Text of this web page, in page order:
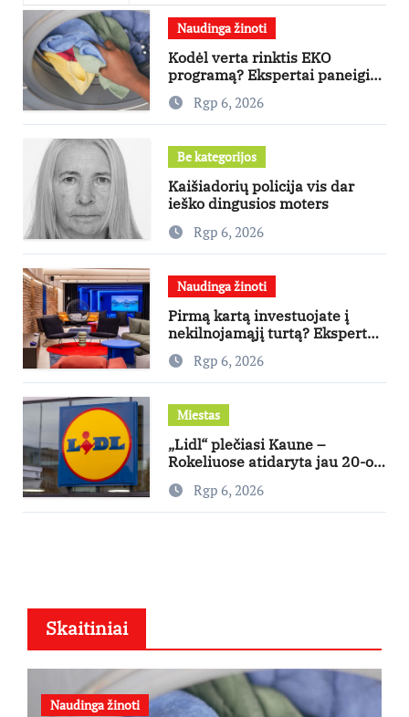
Naudinga žinoti
Kodėl verta rinktis EKO
programą? Ekspertai paneigia
dažniausius mitus
Rgp 6, 2026
Be kategorijos
Kaišiadorių policija vis dar
ieško dingusios moters
Rgp 6, 2026
Naudinga žinoti
Pirmą kartą investuojate į
nekilnojamąjį turtą? Ekspertas
pataria, kaip pasirinkti būstą,
kuris generuos grąžą
Rgp 6, 2026
Miestas
„Lidl“ plečiasi Kaune –
Rokeliuose atidaryta jau 20-oji
parduotuvė mieste
Rgp 6, 2026
Skaitiniai
Naudinga žinoti